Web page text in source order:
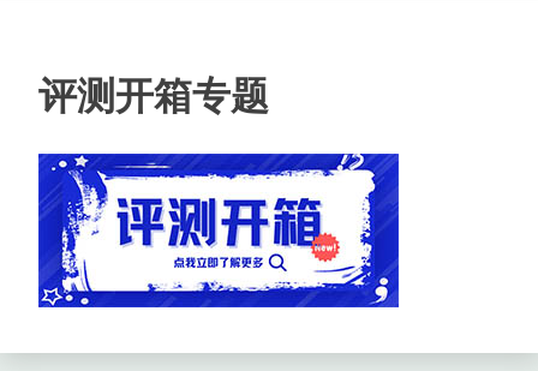
评测开箱专题